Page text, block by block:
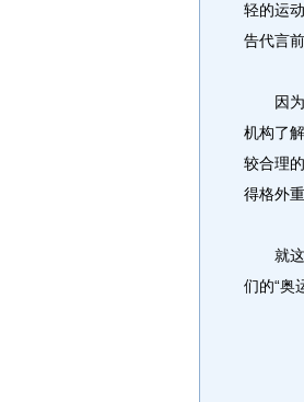
轻的运
告代言
因为年
机构了
较合理
得格外重
就这些
们的“奥